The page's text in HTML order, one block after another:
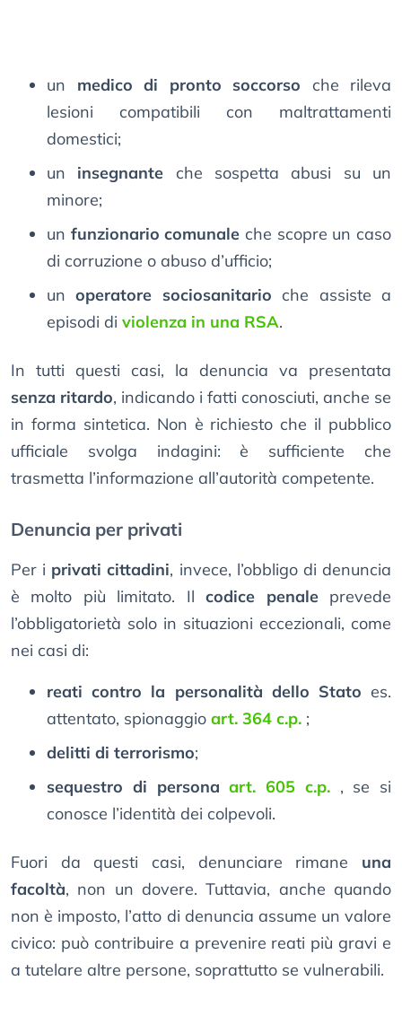
un medico di pronto soccorso che rileva
lesioni compatibili con maltrattamenti
domestici;
un insegnante che sospetta abusi su un
minore;
un funzionario comunale che scopre un caso
di corruzione o abuso d’ufficio;
unoperatore sociosanitario che assiste a
episodi di violenza in una RSA.
In tutti questi casi, la denuncia va presentata
senza ritardo, indicando i fatti conosciuti, anche se
in forma sintetica. Non è richiesto che il pubblico
ufficiale svolga indagini: è sufficiente che
trasmetta l’informazione all’autorità competente.
Denuncia per privati
Per i privati cittadini, invece, l’obbligo di denuncia
è molto più limitato. Ilcodice penaleprevede
l’obbligatorietà solo in situazioni eccezionali, come
nei casi di:
reati contro la personalità dello Stato es.
attentato, spionaggio art. 364 c.p. ;
delitti di terrorismo;
sequestro di persona art. 605 c.p. , se si
conosce l’identità dei colpevoli.
Fuori da questi casi, denunciare rimane una
facoltà, non un dovere. Tuttavia, anche quando
non è imposto, l’atto di denuncia assume un valore
civico: può contribuire a prevenire reati più gravi e
a tutelare altre persone, soprattutto se vulnerabili.